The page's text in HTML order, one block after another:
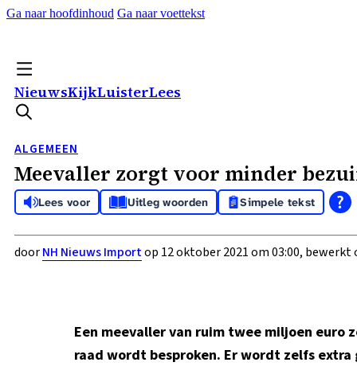
Ga naar hoofdinhoud Ga naar voettekst
NieuwsKijkLuisterLees
ALGEMEEN
Meevaller zorgt voor minder
Lees voor Uitleg woorden Simpele tekst
doorNH Nieuws Importop 12 oktober 2021 om 03:00, bewerkt
Een meevaller van ruim twee miljoen
raad wordt besproken. Er wordt zelfs